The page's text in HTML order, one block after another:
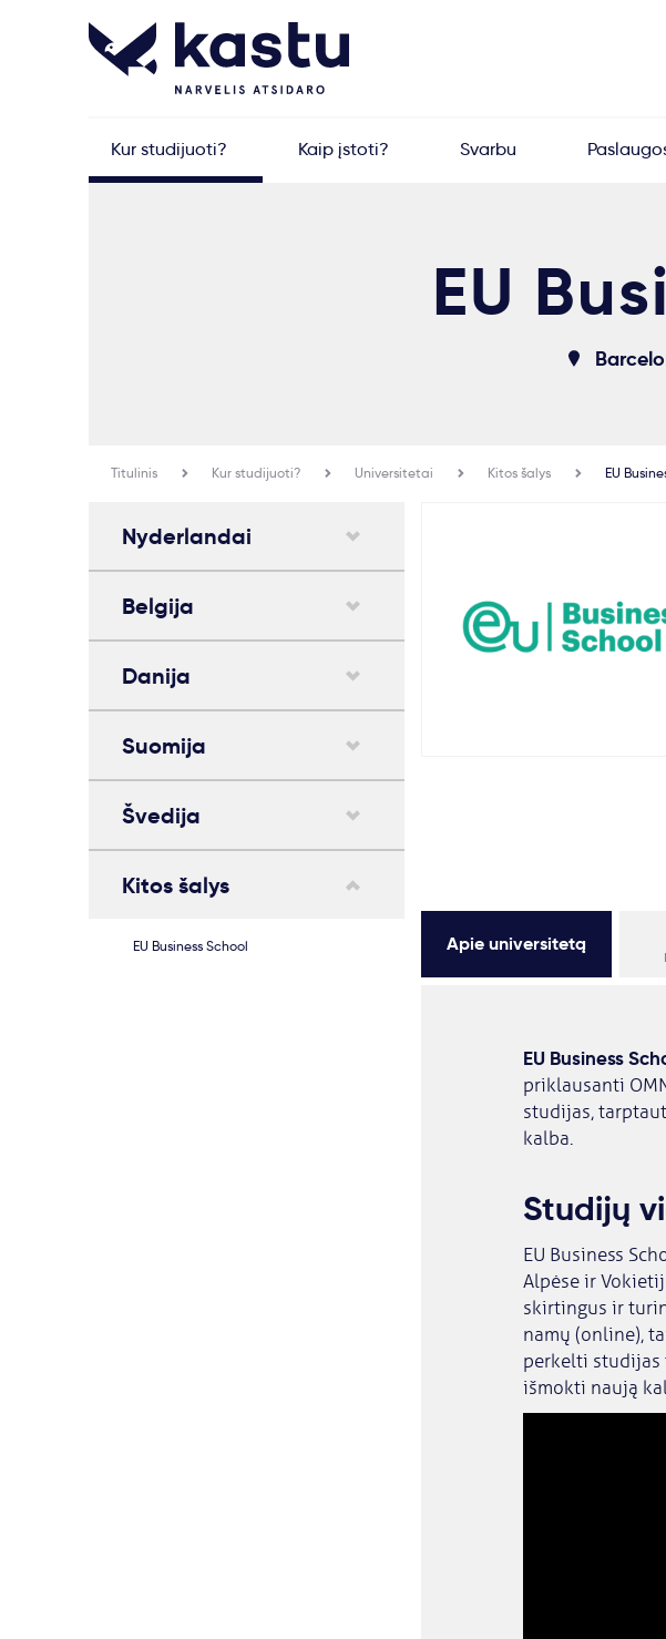
Kur studijuoti? Kaip įstoti? Svarbu
EU
Titulinis Kur studijuoti? Universitetai Kitos šalys EU
Nyderlandai
Belgija
Danija
Suomija
Švedija
Kitos šalys
EU Business School Apie universitetą
EU Business
priklausanti
studijas,
kalba.
Studijų
EU Business
Alpėse ir
skirtingus ir
namų (online),
perkelti
išmokti naują